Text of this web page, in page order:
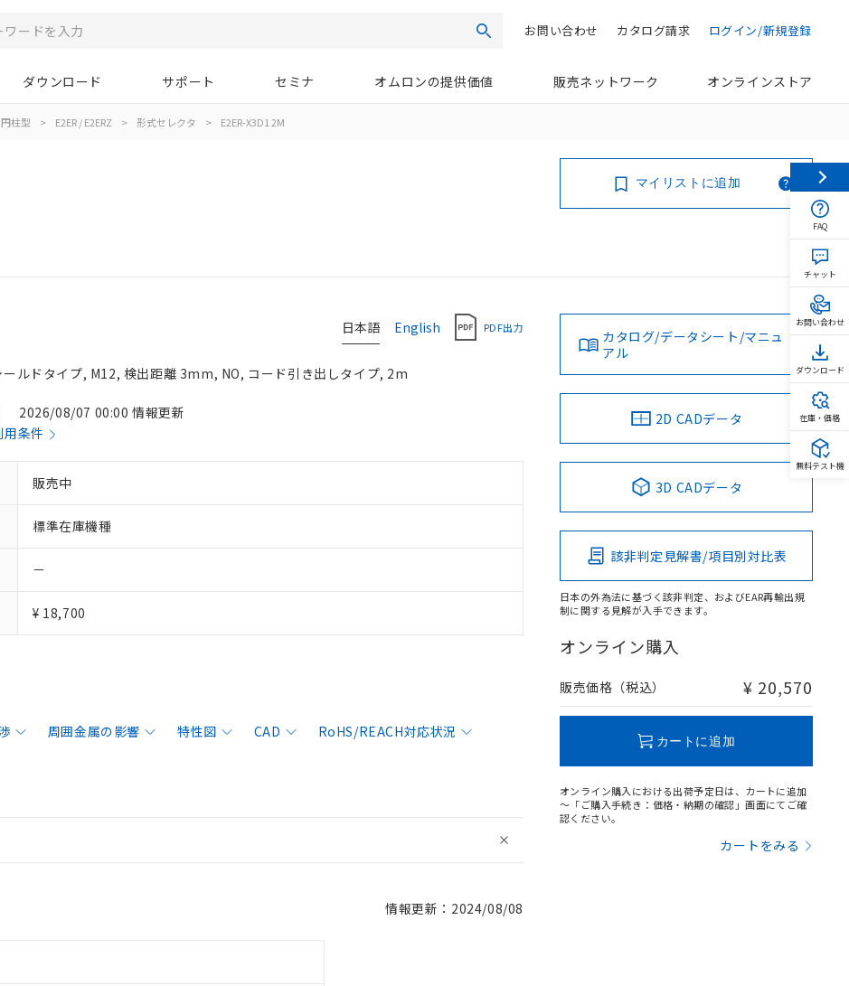
検索 ログイン/新規登録
カタログ請求
お問い合わせ
ダウンロード サポート セミナ オムロンの提供価値 販売ネットワーク オンラインストア
円柱型 > E2ER / E2ERZ > 形式セレクタ > E2ER-X3D1 2M
マイリストに追加
日本語 English PDF出力
ルドタイプ, M12, 検出距離 3mm, NO, コード引き出しタイプ, 2m
2026/08/07 00:00 情報更新
条件
販売中
標準在庫機種
－
¥ 18,700
周囲金属の影響 特性図 CAD
RoHS/REACH対応状況
情報更新：2024/08/08
カタログ/データシート/マニュ
アル
2D CADデータ
3D CADデータ
該非判定見解書/項目別対比表
日本の外為法に基づく該非判定、およびEAR再輸出規
制に関する見解が入手できます。
オンライン購入
販売価格（税込） ¥ 20,570
カートに追加
オンライン購入における出荷予定日は、カートに追加
～「ご購入手続き：価格・納期の確認」画面にてご確
認ください。
カートをみる
FAQ
チャット
お問い合わせ
ダウンロード
在庫・価格
無料テスト機